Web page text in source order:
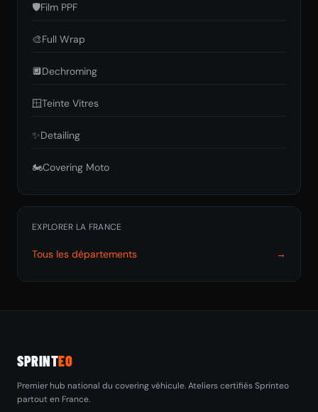
🛡️Film PPF
🎨Full Wrap
🔲Dechroming
🪟Teinte Vitres
✨Detailing
🏍️Covering Moto
EXPLORER LA FRANCE
Tous les départements →
SPRINTEO
Premier hub national du covering véhicule. Ateliers certifiés Sprinteo
partout en France.